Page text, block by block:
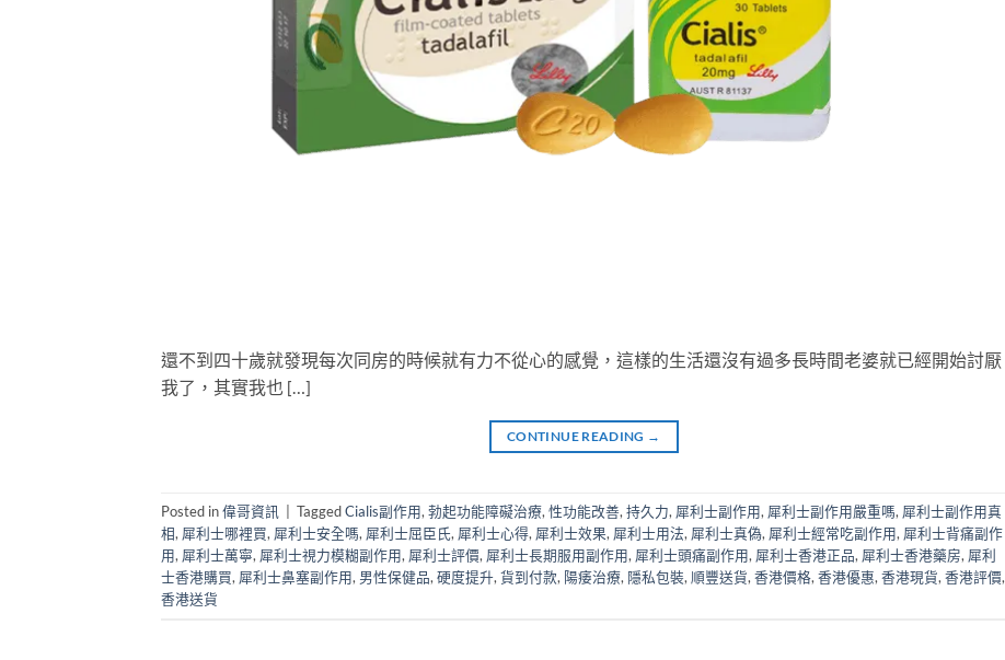
還不到四十歲就發現每次同房的時候就有力不從心的感覺，這樣的生活還沒有過多長時間老婆就已經開始討厭
我了，其實我也 […]
CONTINUE READING →
Posted in偉哥資訊 TaggedCialis副作用, 勃起功能障礙治療, 性功能改善, 持久力, 犀利士副作用, 犀利士副作用嚴重嗎, 犀利士副作用真
相, 犀利士哪裡買, 犀利士安全嗎, 犀利士屈臣氏, 犀利士心得, 犀利士效果, 犀利士用法, 犀利士真偽, 犀利士經常吃副作用, 犀利士背痛副作
用, 犀利士萬寧, 犀利士視力模糊副作用, 犀利士評價, 犀利士長期服用副作用, 犀利士頭痛副作用, 犀利士香港正品, 犀利士香港藥房, 犀利
士香港購買, 犀利士鼻塞副作用, 男性保健品, 硬度提升, 貨到付款, 陽痿治療, 隱私包裝, 順豐送貨, 香港價格, 香港優惠, 香港現貨, 香港評價,
香港送貨